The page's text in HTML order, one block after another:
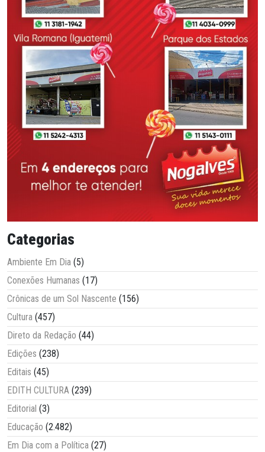
Categorias
Ambiente Em Dia (5)
Conexões Humanas (17)
Crônicas de um Sol Nascente (156)
Cultura (457)
Direto da Redação (44)
Edições (238)
Editais (45)
EDITH CULTURA (239)
Editorial (3)
Educação (2.482)
Em Dia com a Política (27)